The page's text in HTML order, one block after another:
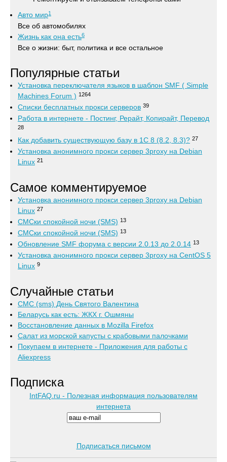
Авто мир1
Все об автомобилях
Жизнь как она есть6
Все о жизни: быт, политика и все остальное
Популярные статьи
Установка переключателя языков в шаблон SMF ( Simple
Machines Forum ) 1264
Списки бесплатных прокси серверов 39
Работа в интернете - Постинг, Рерайт, Копирайт, Перевод
28
Как добавить существующую базу в 1С 8 (8.2, 8.3)? 27
Установка анонимного прокси сервер 3proxy на Debian
Linux 21
Самое комментируемое
Установка анонимного прокси сервер 3proxy на Debian
Linux 27
СМСки спокойной ночи (SMS) 13
СМСки спокойной ночи (SMS) 13
Обновление SMF форума с версии 2.0.13 до 2.0.14 13
Установка анонимного прокси сервер 3proxy на CentOS 5
Linux 9
Случайные статьи
СМС (sms) День Святого Валентина
Беларусь как есть: ЖКХ г. Ошмяны
Восстановление данных в Mozilla Firefox
Салат из морской капусты с крабовыми палочками
Покупаем в интернете - Приложения для работы с
Aliexpress
Подписка
IntFAQ.ru - Полезная информация пользователям
интернета
Подписаться письмом